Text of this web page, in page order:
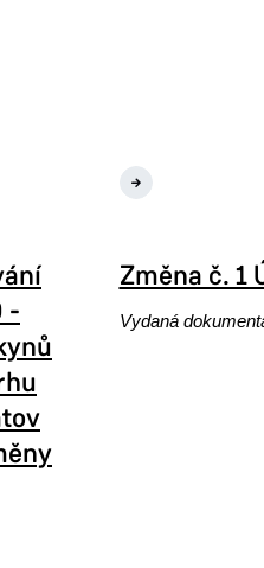
ÚP Neratov po
-
Změna č. 1
Vydaná